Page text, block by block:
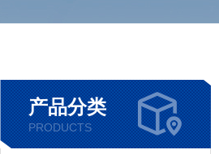
产品分类
PRODUCTS